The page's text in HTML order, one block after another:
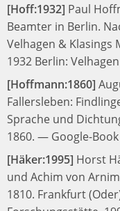
[Hoff:1932] Paul
Beamter in Berlin.
Velhagen & Klasings
1932 Berlin:
[Hoffmann:1860]
Fallersleben:
Sprache und
1860. — Google-Book
[Häker:1995] Horst
und Achim von
1810. Frankfurt